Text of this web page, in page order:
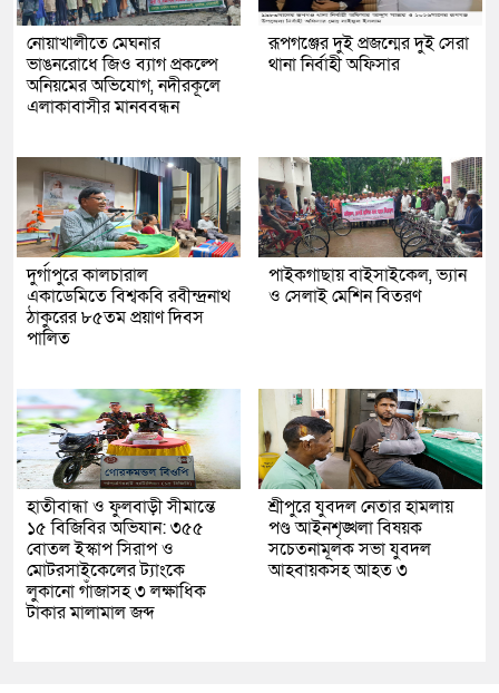
নোয়াখালীতে মেঘনার
ভাঙনরোধে জিও ব্যাগ প্রকল্পে
অনিয়মের অভিযোগ, নদীরকূলে
এলাকাবাসীর মানববন্ধন
রূপগঞ্জের দুই প্রজন্মের দুই সেরা
থানা নির্বাহী অফিসার
দুর্গাপুরে কালচারাল
একাডেমিতে বিশ্বকবি রবীন্দ্রনাথ
ঠাকুরের ৮৫তম প্রয়াণ দিবস
পালিত
পাইকগাছায় বাইসাইকেল, ভ্যান
ও সেলাই মেশিন বিতরণ
হাতীবান্ধা ও ফুলবাড়ী সীমান্তে
১৫ বিজিবির অভিযান: ৩৫৫
বোতল ইস্কাপ সিরাপ ও
মোটরসাইকেলের ট্যাংকে
লুকানো গাঁজাসহ ৩ লক্ষাধিক
টাকার মালামাল জব্দ
শ্রীপুরে যুবদল নেতার হামলায়
পণ্ড আইনশৃঙ্খলা বিষয়ক
সচেতনামূলক সভা যুবদল
আহবায়কসহ আহত ৩